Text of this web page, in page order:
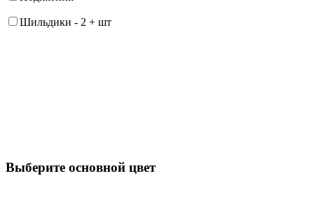
Шильдики - 2 + шт
Выберите oсновной цвет